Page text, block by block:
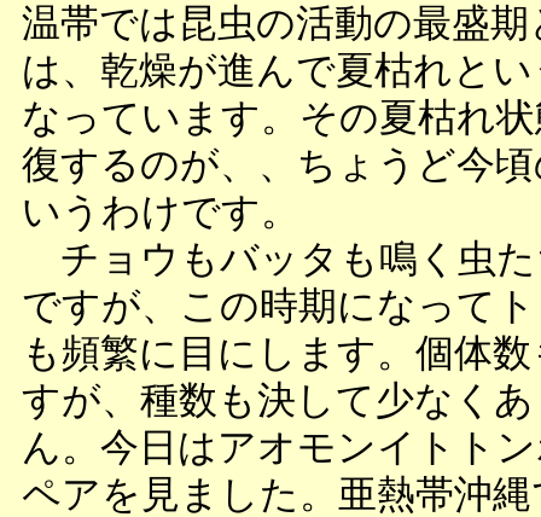
温帯では昆虫の活動の最盛
は、乾燥が進んで夏枯れと
なっています。その夏枯れ
復するのが、、ちょうど今
いうわけです。
チョウもバッタも鳴く虫
ですが、この時期になって
も頻繁に目にします。個体
すが、種数も決して少なく
ん。今日はアオモンイトト
ペアを見ました。亜熱帯沖